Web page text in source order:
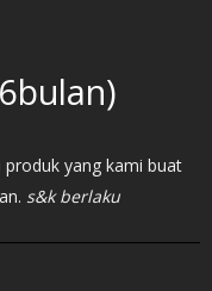
yang kami buat
s&k berlaku